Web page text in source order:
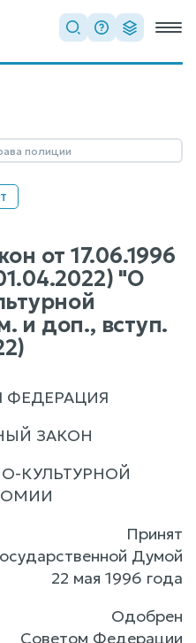
от 17.06.1996
"О
и доп., вступ.
ФЕДЕРАЦИЯ
ЗАКОН
КУЛЬТУРНОЙ
Принят
Думой
22 мая 1996 года
Одобрен
Советом Федерации